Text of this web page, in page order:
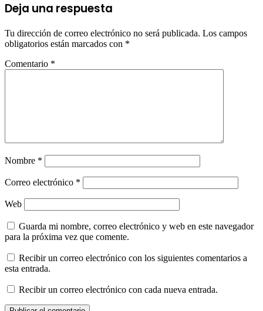
Deja una respuesta
Tu dirección de correo electrónico no será publicada. Los campos
obligatorios están marcados con *
Comentario *
Nombre *
Correo electrónico *
Web
Guarda mi nombre, correo electrónico y web en este navegador
para la próxima vez que comente.
Recibir un correo electrónico con los siguientes comentarios a
esta entrada.
Recibir un correo electrónico con cada nueva entrada.